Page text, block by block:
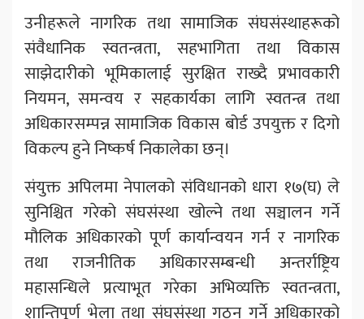
उनीहरूले नागरिक तथा सामाजिक संघसंस्थाहरूको
संवैधानिक स्वतन्त्रता, सहभागिता तथा विकास
साझेदारीको भूमिकालाई सुरक्षित राख्दै प्रभावकारी
नियमन, समन्वय र सहकार्यका लागि स्वतन्त्र तथा
अधिकारसम्पन्न सामाजिक विकास बोर्ड उपयुक्त र दिगो
विकल्प हुने निष्कर्ष निकालेका छन्।
संयुक्त अपिलमा नेपालको संविधानको धारा १७(घ) ले
सुनिश्चित गरेको संघसंस्था खोल्ने तथा सञ्चालन गर्ने
मौलिक अधिकारको पूर्ण कार्यान्वयन गर्न र नागरिक
तथा राजनीतिक अधिकारसम्बन्धी अन्तर्राष्ट्रिय
महासन्धिले प्रत्याभूत गरेका अभिव्यक्ति स्वतन्त्रता,
शान्तिपूर्ण भेला तथा संघसंस्था गठन गर्ने अधिकारको